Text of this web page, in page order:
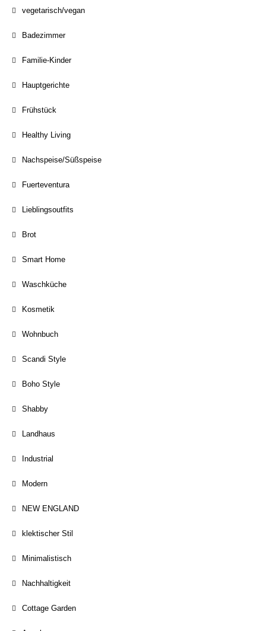
vegetarisch/vegan
Badezimmer
Familie-Kinder
Hauptgerichte
Frühstück
Healthy Living
Nachspeise/Süßspeise
Fuerteventura
Lieblingsoutfits
Brot
Smart Home
Waschküche
Kosmetik
Wohnbuch
Scandi Style
Boho Style
Shabby
Landhaus
Industrial
Modern
NEW ENGLAND
klektischer Stil
Minimalistisch
Nachhaltigkeit
Cottage Garden